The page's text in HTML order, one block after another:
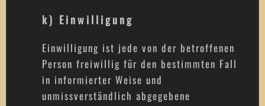
k) Einwilligung
Einwilligung ist jede von der betroffenen
Person freiwillig für den bestimmten Fall
in informierter Weise und
unmissverständlich abgegebene